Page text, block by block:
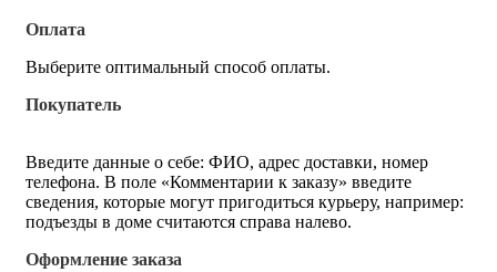
Оплата
Выберите оптимальный способ оплаты.
Покупатель
Введите данные о себе: ФИО, адрес доставки, номер
телефона. В поле «Комментарии к заказу» введите
сведения, которые могут пригодиться курьеру, например:
подъезды в доме считаются справа налево.
Оформление заказа